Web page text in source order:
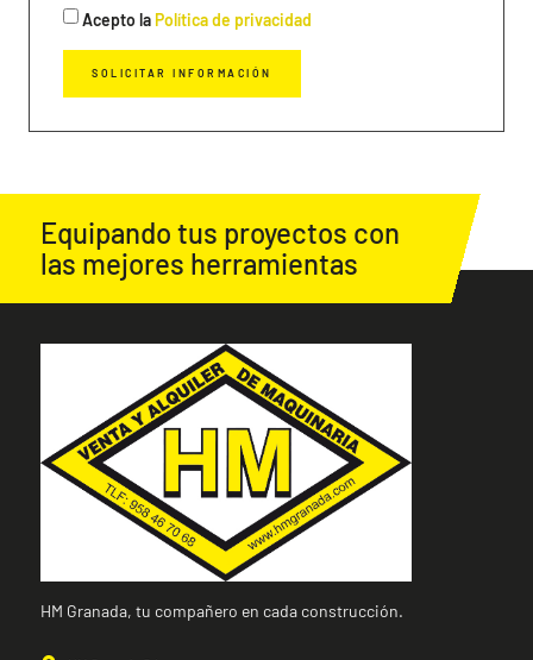
Acepto la Política de privacidad
SOLICITAR INFORMACIÓN
Equipando tus proyectos con
las mejores herramientas
HM Granada, tu compañero en cada construcción.